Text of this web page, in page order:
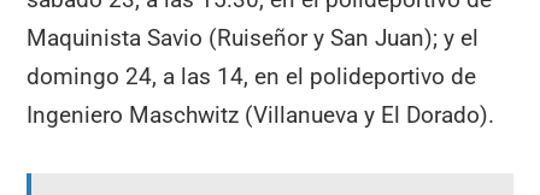
Maquinista Savio (Ruiseñor y San Juan); y el
domingo 24, a las 14, en el polideportivo de
Ingeniero Maschwitz (Villanueva y El Dorado).